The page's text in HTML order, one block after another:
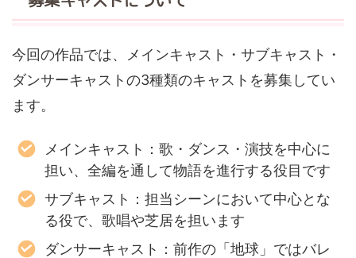
今回の作品では、メインキャスト・サブキャスト・
ダンサーキャストの3種類のキャストを募集してい
ます。
メインキャスト：歌・ダンス・演技を中心に
担い、全編を通して物語を進行する役目です
サブキャスト：担当シーンにおいて中心とな
る役で、歌唱や芝居を担います
ダンサーキャスト：前作の「地球」ではバレ